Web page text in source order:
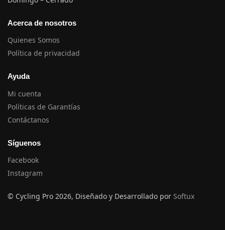
Acerca de nosotros
Quienes Somos
Política de privacidad
Ayuda
Mi cuenta
Políticas de Garantías
Contáctanos
Síguenos
Facebook
Instagram
© Cycling Pro 2026, Diseñado y Desarrollado por Softux